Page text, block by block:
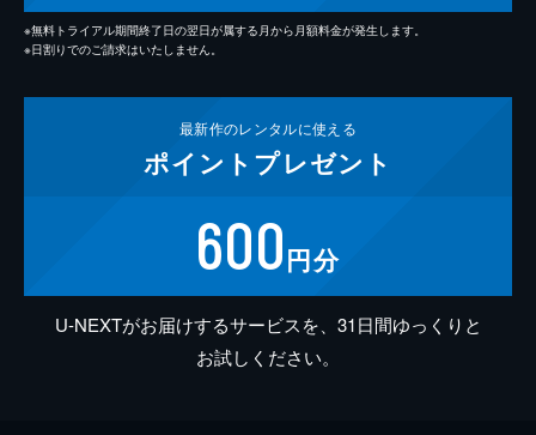
※無料トライアル期間終了日の翌日が属する月から月額料金が発生します。
※日割りでのご請求はいたしません。
最新作のレンタルに使える
ポイント プレゼント
600円分
U-NEXTがお届けするサービスを、31日間ゆっくりと
お試しください。